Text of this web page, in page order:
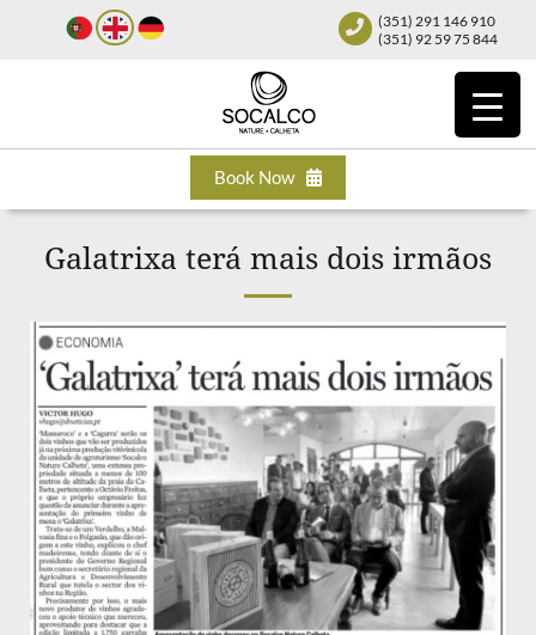
(351) 291 146 910
(351) 92 59 75 844
Book Now
Galatrixa terá mais dois irmãos